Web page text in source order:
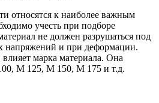
относятся к наиболее важным
учесть при подборе
не должен разрушаться под
напряжений и при деформации.
марка материала. Она
М 125, М 150, М 175 и т.д.